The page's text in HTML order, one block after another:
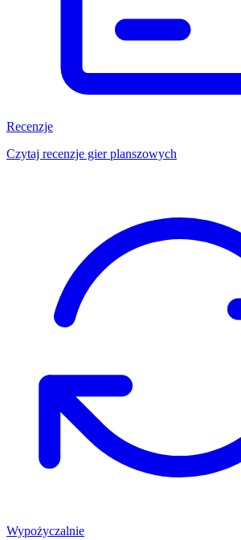
Recenzje
Czytaj recenzje gier planszowych
Wypożyczalnie